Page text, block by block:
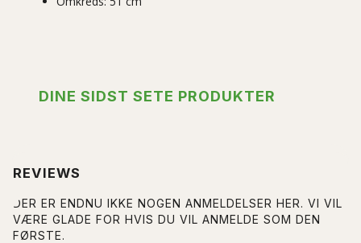
DINE SIDST SETE PRODUKTER
REVIEWS
DER ER ENDNU IKKE NOGEN ANMELDELSER HER. VI VIL
VÆRE GLADE FOR HVIS DU VIL ANMELDE SOM DEN
FØRSTE.